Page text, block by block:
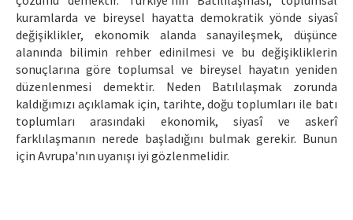
kuramlarda ve bireysel hayatta demokratik yönde siyasî
değişiklikler, ekonomik alanda sanayileşmek, düşünce
alanında bilimin rehber edinilmesi ve bu değişikliklerin
sonuçlarına göre toplumsal ve bireysel hayatın yeniden
düzenlenmesi demektir. Neden Batılılaşmak zorunda
kaldığımızı açıklamak için, tarihte, doğu toplumları ile batı
toplumları arasındaki ekonomik, siyasî ve askerî
farklılaşmanın nerede başladığını bulmak gerekir. Bunun
için Avrupa'nın uyanışı iyi gözlenmelidir.